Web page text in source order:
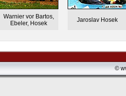
Warnier vor Bartos,
Ebeler, Hosek
Jaroslav Hosek
©